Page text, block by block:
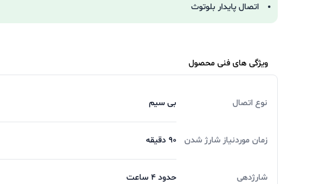
اتصال پایدار بلوتوث
ویژگی های فنی محصول
نوع اتصال بی سیم
زمان موردنیاز شارژ شدن 90 دقیقه
شارژدهی حدود 4 ساعت